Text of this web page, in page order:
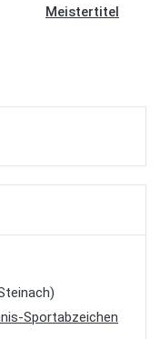
Meistertitel
Sportabzeichen